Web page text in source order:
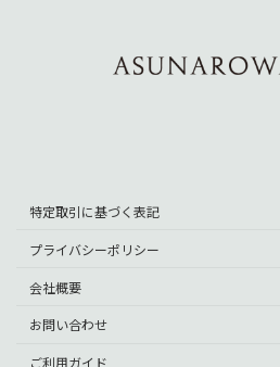
特定取引に基づく表記
プライバシーポリシー
会社概要
お問い合わせ
ご利用ガイド